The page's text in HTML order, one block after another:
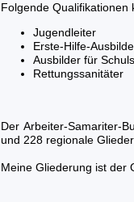
Folgende Qualifikationen
Jugendleiter
Erste-Hilfe-
Ausbilder für
Rettungssanitäter
Der Arbeiter-Samariter-
und 228 regionale
Meine Gliederung ist der